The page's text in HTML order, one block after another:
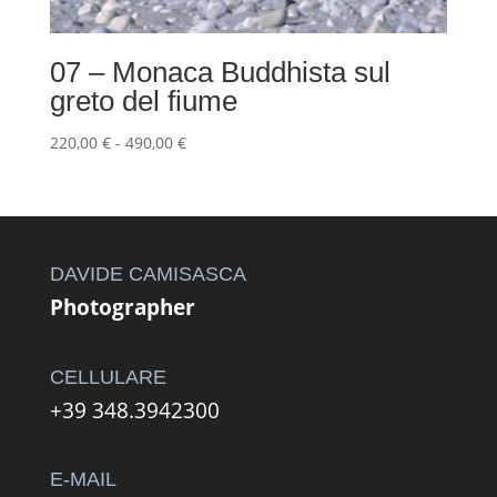
07 – Monaca Buddhista sul
greto del fiume
220,00 € - 490,00 €Fascia
da
a
DAVIDE CAMISASCA
Photographer
CELLULARE
+39 348.3942300
E-MAIL